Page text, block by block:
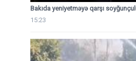
Bakıda yeniyetməyə qarşı
15:23